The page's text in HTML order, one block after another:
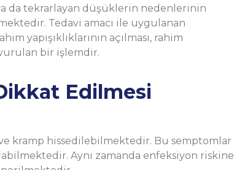
da tekrarlayan düşüklerin nedenlerinin
Tedavi amacı ile uygulanan
yapışıklıklarının açılması, rahim
bir işlemdir.
Edilmesi
kramp hissedilebilmektedir. Bu semptomlar
Aynı zamanda enfeksiyon riskine